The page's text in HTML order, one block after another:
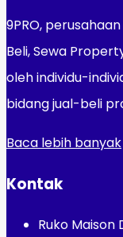
9PRO,
Beli, Sewa
oleh individu-
bidang jual-beli
Baca lebih banyak
Kontak
Ruko Maison